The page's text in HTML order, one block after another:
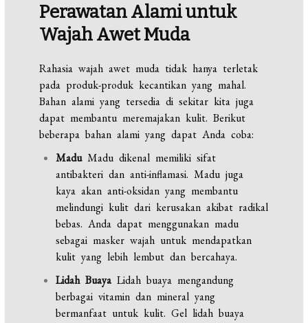
Perawatan Alami untuk
Wajah Awet Muda
Rahasia wajah awet muda tidak hanya terletak
pada produk-produk kecantikan yang mahal.
Bahan alami yang tersedia di sekitar kita juga
dapat membantu meremajakan kulit. Berikut
beberapa bahan alami yang dapat Anda coba:
MaduMadu dikenal memiliki sifat
antibakteri dan anti-inflamasi. Madu juga
kaya akan anti-oksidan yang membantu
melindungi kulit dari kerusakan akibat radikal
bebas. Anda dapat menggunakan madu
sebagai masker wajah untuk mendapatkan
kulit yang lebih lembut dan bercahaya.
Lidah BuayaLidah buaya mengandung
berbagai vitamin dan mineral yang
bermanfaat untuk kulit. Gel lidah buaya